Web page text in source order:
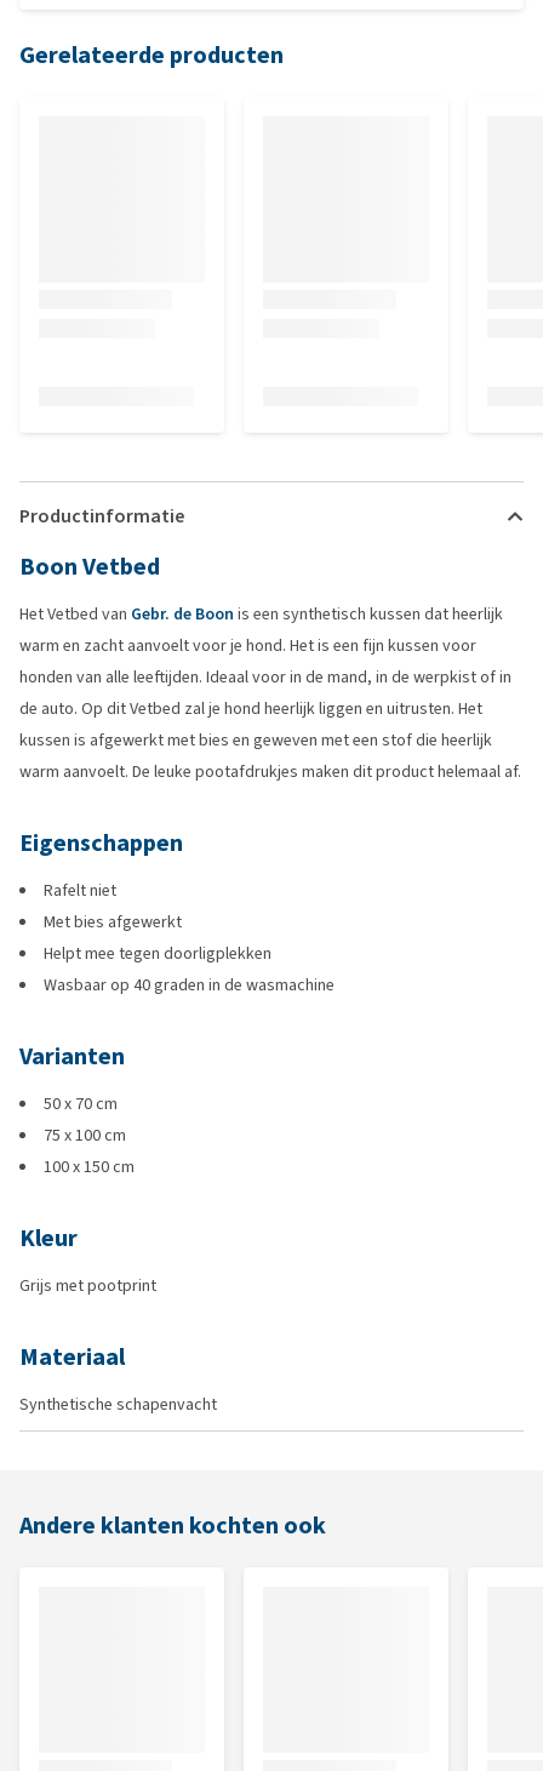
Gerelateerde producten
Productinformatie
Boon Vetbed
Het Vetbed van Gebr. de Boon is een synthetisch kussen dat heerlijk
warm en zacht aanvoelt voor je hond. Het is een fijn kussen voor
honden van alle leeftijden. Ideaal voor in de mand, in de werpkist of in
de auto. Op dit Vetbed zal je hond heerlijk liggen en uitrusten. Het
kussen is afgewerkt met bies en geweven met een stof die heerlijk
warm aanvoelt. De leuke pootafdrukjes maken dit product helemaal af.
Eigenschappen
Rafelt niet
Met bies afgewerkt
Helpt mee tegen doorligplekken
Wasbaar op 40 graden in de wasmachine
Varianten
50 x 70 cm
75 x 100 cm
100 x 150 cm
Kleur
Grijs met pootprint
Materiaal
Synthetische schapenvacht
Andere klanten kochten ook